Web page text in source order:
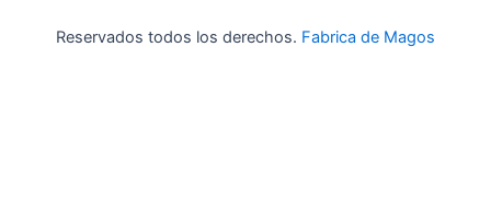
Reservados todos los derechos. Fabrica de Magos